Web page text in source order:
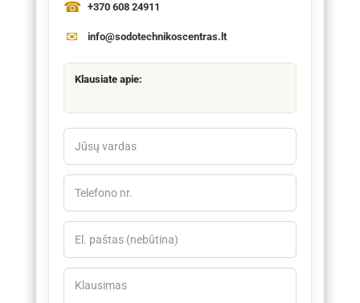
+370 608 24911
info@sodotechnikoscentras.lt
Klausiate apie: